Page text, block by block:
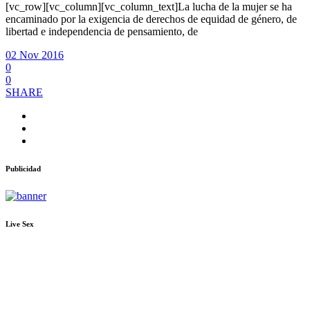
[vc_row][vc_column][vc_column_text]La lucha de la mujer se ha
encaminado por la exigencia de derechos de equidad de género, de
libertad e independencia de pensamiento, de
02 Nov 2016
0
0
SHARE
Publicidad
Live Sex